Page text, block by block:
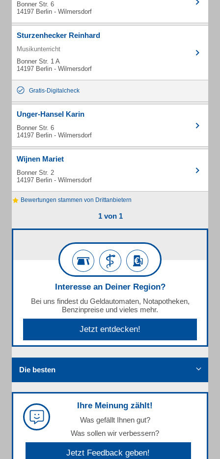
Bonner Str. 6
14197 Berlin - Wilmersdorf
Sturzenhecker Reinhard
Musikunterricht
Bonner Str. 1 A
14197 Berlin - Wilmersdorf
Gratis-Digitalcheck
Unger-Hansel Karin
Bonner Str. 6
14197 Berlin - Wilmersdorf
Wijnen Mariet
Bonner Str. 2
14197 Berlin - Wilmersdorf
Bewertungen stammen von Drittanbietern
1 von 1
Interesse an Deiner Region?
Bei uns findest du Geldautomaten, Notapotheken,
Benzinpreise und vieles mehr.
Jetzt entdecken!
Die besten
Ihre Meinung zählt!
Was gefällt Ihnen gut?
Was sollen wir verbessern?
Jetzt Feedback geben!